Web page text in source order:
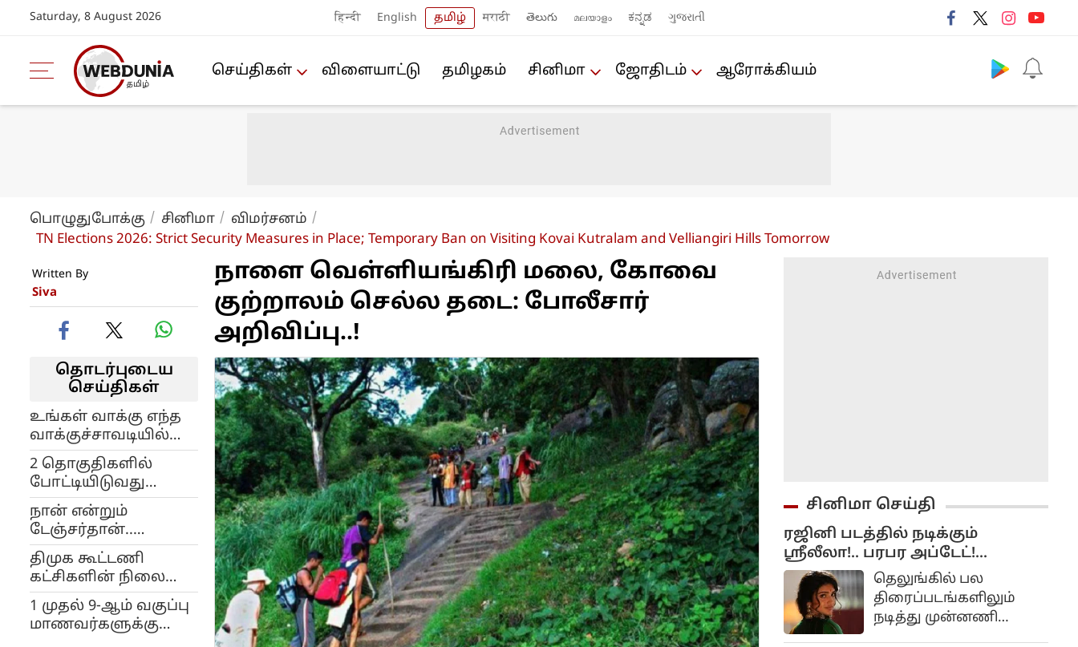
Saturday, 8 August 2026 हिन्दी English தமிழ் मराठी తెలుగు മലയാളം ಕನ್ನಡ ગુજરાતી
செய்திகள் விளையா‌ட்டு த‌மிழக‌ம் சினிமா ஜோ‌திட‌ம் ஆரோக்கியம்
பொழுதுபோக்கு சினிமா
விமர்சனம்
TN Elections 2026: Strict Security Measures in Place; Temporary Ban on Visiting Kovai Kutralam and Velliangiri Hills Tomorrow
Written By
Siva
தொடர்புடைய
செய்திகள்
உங்கள் வாக்கு எந்த
வாக்குச்சாவடியில்
உள்ளது? எப்படி
அறிந்து கொள்வது?
முழு விவரங்கள்..!
2 தொகுதிகளில்
போட்டியிடுவது
மக்களுக்கு செய்யும்
துரோகம்.. விஜய்யை
மறைமுகமாக
விமர்சனம் செய்த
கமல்ஹாசன்..!
நான் என்றும்
டேஞ்சர்தான்..
முதல்வர் ஸ்டாலின்
வெளியிட்ட பரபரப்பு
வீடியோ..!
திமுக கூட்டணி
கட்சிகளின் நிலைமை
தான் எங்களுடைய
நிலைமையும்: வானதி
சீனிவாசன்
1 முதல் 9-ஆம் வகுப்பு
மாணவர்களுக்கு
நாளை வெள்ளியங்கிரி மலை, கோவை
குற்றாலம் செல்ல தடை: போலீசார்
அறிவிப்பு..!
சினிமா செய்தி
ரஜினி படத்தில் நடிக்கும்
ஸ்ரீலீலா!.. பரபர அப்டேட்!...
தெலுங்கில் பல
திரைப்படங்களிலும்
நடித்து முன்னணி